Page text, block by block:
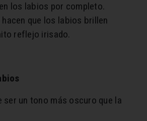
los labios por completo.
que los labios brillen
reflejo irisado.
ser un tono más oscuro que la